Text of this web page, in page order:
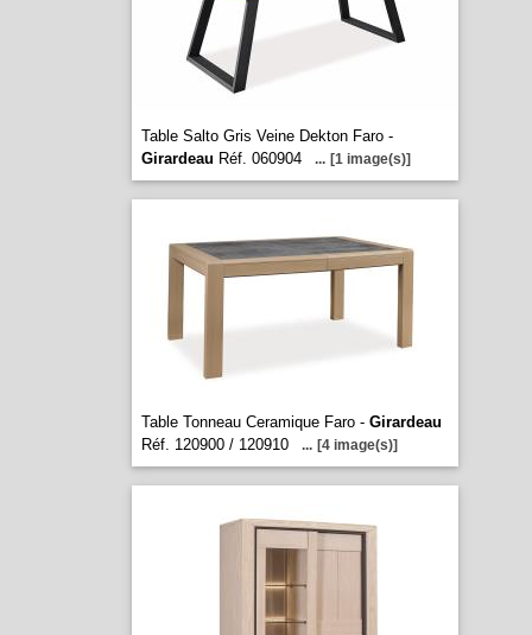
Table Salto Gris Veine Dekton Faro -
Girardeau Réf. 060904 ... [1 image(s)]
Table Tonneau Ceramique Faro - Girardeau
Réf. 120900 / 120910
... [4 image(s)]